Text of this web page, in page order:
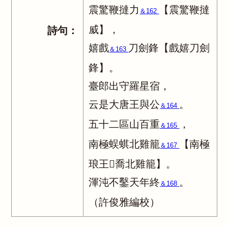
詩句：
震驚鞭撻力 ＆162
【震驚鞭撻
威】，
嬉戲＆163 刀劍鋒【戲嬉刀劍
鋒】。
臺郎出守羅星宿，
云是大唐王與公 ＆164 。
五十二區山百重 ＆165
，
南極蜈蜞北雞籠 ＆167
【南極
琅王喬北雞籠】。
渾沌不鑿天年終 ＆168 。
（許俊雅編校）